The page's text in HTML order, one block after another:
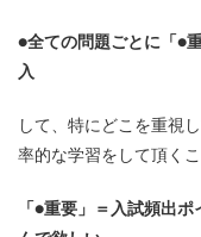
●全ての問題ごとに「●
入
して、特にどこを重視
率的な学習をして頂く
「●重要」＝入試頻出